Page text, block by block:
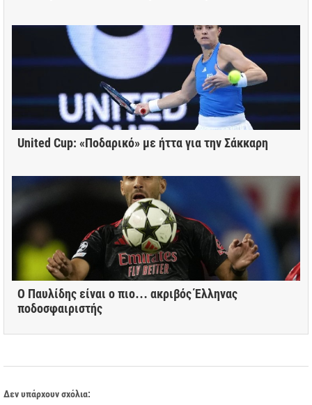
United Cup: «Ποδαρικό» με ήττα για την Σάκκαρη
Ο Παυλίδης είναι ο πιο… ακριβός Έλληνας
ποδοσφαιριστής
Δεν υπάρχουν σχόλια: